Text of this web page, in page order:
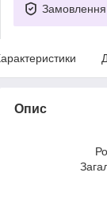
Замовлення
Опис